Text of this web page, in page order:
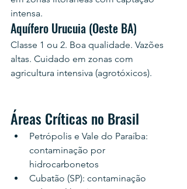
intensa.
Aquífero Urucuia (Oeste BA)
Classe 1 ou 2. Boa qualidade. Vazões
altas. Cuidado em zonas com
agricultura intensiva (agrotóxicos).
Áreas Críticas no Brasil
Petrópolis e Vale do Paraíba:
contaminação por
hidrocarbonetos
Cubatão (SP): contaminação